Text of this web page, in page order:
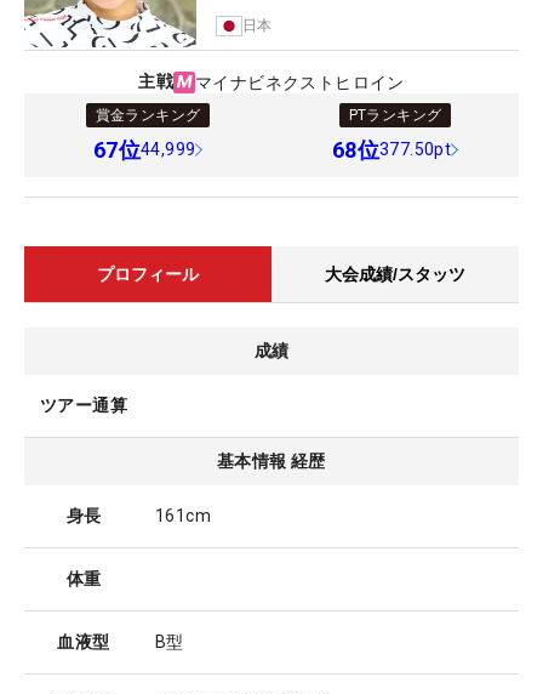
日本
主戦 マイナビネクストヒロイン
賞金ランキング
67位44,999
PTランキング
68位377.50pt
プロフィール 大会成績/スタッツ
成績
ツアー通算
基本情報 経歴
身長 161cm
体重
血液型 B型